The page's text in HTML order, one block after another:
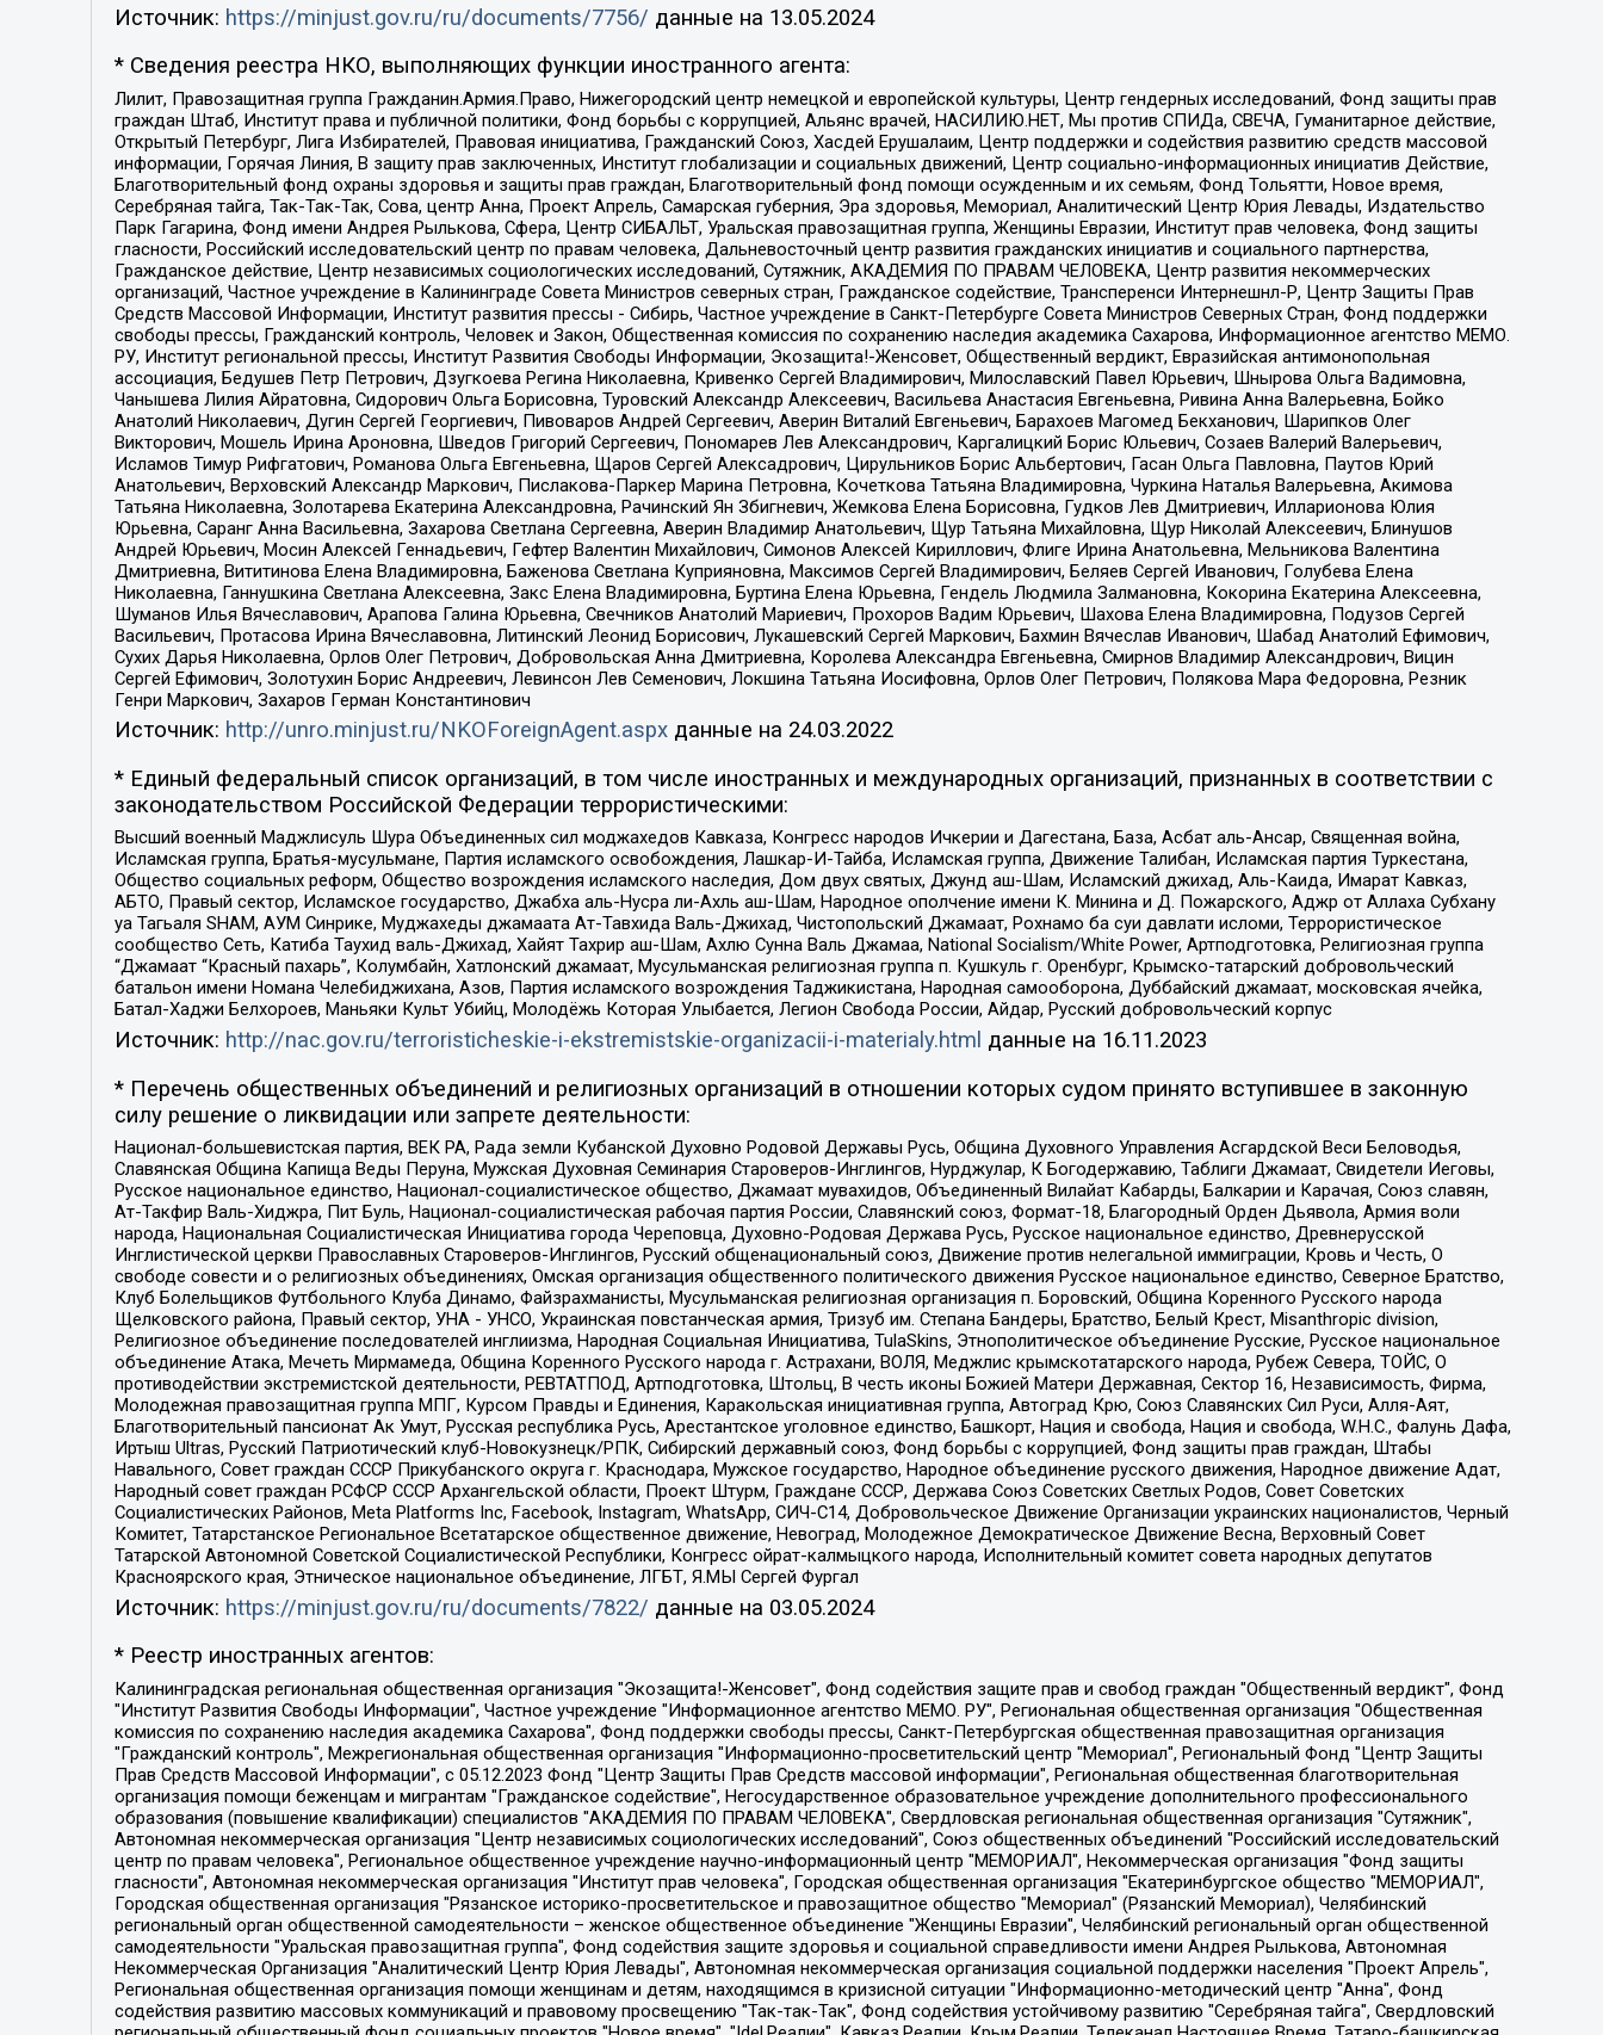
Источник: https://minjust.gov.ru/ru/documents/7756/ данные на 13.05.2024
* Сведения реестра НКО, выполняющих функции иностранного агента:
Лилит, Правозащитная группа Гражданин.Армия.Право, Нижегородский центр немецкой и европейской культуры, Центр гендерных исследований, Фонд защиты прав
граждан Штаб, Институт права и публичной политики, Фонд борьбы с коррупцией, Альянс врачей, НАСИЛИЮ.НЕТ, Мы против СПИДа, СВЕЧА, Гуманитарное действие,
Открытый Петербург, Лига Избирателей, Правовая инициатива, Гражданский Союз, Хасдей Ерушалаим, Центр поддержки и содействия развитию средств массовой
информации, Горячая Линия, В защиту прав заключенных, Институт глобализации и социальных движений, Центр социально-информационных инициатив Действие,
Благотворительный фонд охраны здоровья и защиты прав граждан, Благотворительный фонд помощи осужденным и их семьям, Фонд Тольятти, Новое время,
Серебряная тайга, Так-Так-Так, Сова, центр Анна, Проект Апрель, Самарская губерния, Эра здоровья, Мемориал, Аналитический Центр Юрия Левады, Издательство
Парк Гагарина, Фонд имени Андрея Рылькова, Сфера, Центр СИБАЛЬТ, Уральская правозащитная группа, Женщины Евразии, Институт прав человека, Фонд защиты
гласности, Российский исследовательский центр по правам человека, Дальневосточный центр развития гражданских инициатив и социального партнерства,
Гражданское действие, Центр независимых социологических исследований, Сутяжник, АКАДЕМИЯ ПО ПРАВАМ ЧЕЛОВЕКА, Центр развития некоммерческих
организаций, Частное учреждение в Калининграде Совета Министров северных стран, Гражданское содействие, Трансперенси Интернешнл-Р, Центр Защиты Прав
Средств Массовой Информации, Институт развития прессы - Сибирь, Частное учреждение в Санкт-Петербурге Совета Министров Северных Стран, Фонд поддержки
свободы прессы, Гражданский контроль, Человек и Закон, Общественная комиссия по сохранению наследия академика Сахарова, Информационное агентство МЕМО.
РУ, Институт региональной прессы, Институт Развития Свободы Информации, Экозащита!-Женсовет, Общественный вердикт, Евразийская антимонопольная
ассоциация, Бедушев Петр Петрович, Дзугкоева Регина Николаевна, Кривенко Сергей Владимирович, Милославский Павел Юрьевич, Шнырова Ольга Вадимовна,
Чанышева Лилия Айратовна, Сидорович Ольга Борисовна, Туровский Александр Алексеевич, Васильева Анастасия Евгеньевна, Ривина Анна Валерьевна, Бойко
Анатолий Николаевич, Дугин Сергей Георгиевич, Пивоваров Андрей Сергеевич, Аверин Виталий Евгеньевич, Барахоев Магомед Бекханович, Шарипков Олег
Викторович, Мошель Ирина Ароновна, Шведов Григорий Сергеевич, Пономарев Лев Александрович, Каргалицкий Борис Юльевич, Созаев Валерий Валерьевич,
Исламов Тимур Рифгатович, Романова Ольга Евгеньевна, Щаров Сергей Алексадрович, Цирульников Борис Альбертович, Гасан Ольга Павловна, Паутов Юрий
Анатольевич, Верховский Александр Маркович, Пислакова-Паркер Марина Петровна, Кочеткова Татьяна Владимировна, Чуркина Наталья Валерьевна, Акимова
Татьяна Николаевна, Золотарева Екатерина Александровна, Рачинский Ян Збигневич, Жемкова Елена Борисовна, Гудков Лев Дмитриевич, Илларионова Юлия
Юрьевна, Саранг Анна Васильевна, Захарова Светлана Сергеевна, Аверин Владимир Анатольевич, Щур Татьяна Михайловна, Щур Николай Алексеевич, Блинушов
Андрей Юрьевич, Мосин Алексей Геннадьевич, Гефтер Валентин Михайлович, Симонов Алексей Кириллович, Флиге Ирина Анатольевна, Мельникова Валентина
Дмитриевна, Вититинова Елена Владимировна, Баженова Светлана Куприяновна, Максимов Сергей Владимирович, Беляев Сергей Иванович, Голубева Елена
Николаевна, Ганнушкина Светлана Алексеевна, Закс Елена Владимировна, Буртина Елена Юрьевна, Гендель Людмила Залмановна, Кокорина Екатерина Алексеевна,
Шуманов Илья Вячеславович, Арапова Галина Юрьевна, Свечников Анатолий Мариевич, Прохоров Вадим Юрьевич, Шахова Елена Владимировна, Подузов Сергей
Васильевич, Протасова Ирина Вячеславовна, Литинский Леонид Борисович, Лукашевский Сергей Маркович, Бахмин Вячеслав Иванович, Шабад Анатолий Ефимович,
Сухих Дарья Николаевна, Орлов Олег Петрович, Добровольская Анна Дмитриевна, Королева Александра Евгеньевна, Смирнов Владимир Александрович, Вицин
Сергей Ефимович, Золотухин Борис Андреевич, Левинсон Лев Семенович, Локшина Татьяна Иосифовна, Орлов Олег Петрович, Полякова Мара Федоровна, Резник
Генри Маркович, Захаров Герман Константинович
Источник: http://unro.minjust.ru/NKOForeignAgent.aspxданные на 24.03.2022
* Единый федеральный список организаций, в том числе иностранных и международных организаций, признанных в соответствии с
законодательством Российской Федерации террористическими:
Высший военный Маджлисуль Шура Объединенных сил моджахедов Кавказа, Конгресс народов Ичкерии и Дагестана, База, Асбат аль-Ансар, Священная война,
Исламская группа, Братья-мусульмане, Партия исламского освобождения, Лашкар-И-Тайба, Исламская группа, Движение Талибан, Исламская партия Туркестана,
Общество социальных реформ, Общество возрождения исламского наследия, Дом двух святых, Джунд аш-Шам, Исламский джихад, Аль-Каида, Имарат Кавказ,
АБТО, Правый сектор, Исламское государство, Джабха аль-Нусра ли-Ахль аш-Шам, Народное ополчение имени К. Минина и Д. Пожарского, Аджр от Аллаха Субхану
уа Тагьаля SHAM, АУМ Синрике, Муджахеды джамаата Ат-Тавхида Валь-Джихад, Чистопольский Джамаат, Рохнамо ба суи давлати исломи, Террористическое
сообщество Сеть, Катиба Таухид валь-Джихад, Хайят Тахрир аш-Шам, Ахлю Сунна Валь Джамаа, National Socialism/White Power, Артподготовка, Религиозная группа
“Джамаат “Красный пахарь”, Колумбайн, Хатлонский джамаат, Мусульманская религиозная группа п. Кушкуль г. Оренбург, Крымско-татарский добровольческий
батальон имени Номана Челебиджихана, Азов, Партия исламского возрождения Таджикистана, Народная самооборона, Дуббайский джамаат, московская ячейка,
Батал-Хаджи Белхороев, Маньяки Культ Убийц, Молодёжь Которая Улыбается, Легион Свобода России, Айдар, Русский добровольческий корпус
Источник: http://nac.gov.ru/terroristicheskie-i-ekstremistskie-organizacii-i-materialy.html данные на 16.11.2023
* Перечень общественных объединений и религиозных организаций в отношении которых судом принято вступившее в законную
силу решение о ликвидации или запрете деятельности:
Национал-большевистская партия, ВЕК РА, Рада земли Кубанской Духовно Родовой Державы Русь, Община Духовного Управления Асгардской Веси Беловодья,
Славянская Община Капища Веды Перуна, Мужская Духовная Семинария Староверов-Инглингов, Нурджулар, К Богодержавию, Таблиги Джамаат, Свидетели Иеговы,
Русское национальное единство, Национал-социалистическое общество, Джамаат мувахидов, Объединенный Вилайат Кабарды, Балкарии и Карачая, Союз славян,
Ат-Такфир Валь-Хиджра, Пит Буль, Национал-социалистическая рабочая партия России, Славянский союз, Формат-18, Благородный Орден Дьявола, Армия воли
народа, Национальная Социалистическая Инициатива города Череповца, Духовно-Родовая Держава Русь, Русское национальное единство, Древнерусской
Инглистической церкви Православных Староверов-Инглингов, Русский общенациональный союз, Движение против нелегальной иммиграции, Кровь и Честь, О
свободе совести и о религиозных объединениях, Омская организация общественного политического движения Русское национальное единство, Северное Братство,
Клуб Болельщиков Футбольного Клуба Динамо, Файзрахманисты, Мусульманская религиозная организация п. Боровский, Община Коренного Русского народа
Щелковского района, Правый сектор, УНА - УНСО, Украинская повстанческая армия, Тризуб им. Степана Бандеры, Братство, Белый Крест, Misanthropic division,
Религиозное объединение последователей инглиизма, Народная Социальная Инициатива, TulaSkins, Этнополитическое объединение Русские, Русское национальное
объединение Атака, Мечеть Мирмамеда, Община Коренного Русского народа г. Астрахани, ВОЛЯ, Меджлис крымскотатарского народа, Рубеж Севера, ТОЙС, О
противодействии экстремистской деятельности, РЕВТАТПОД, Артподготовка, Штольц, В честь иконы Божией Матери Державная, Сектор 16, Независимость, Фирма,
Молодежная правозащитная группа МПГ, Курсом Правды и Единения, Каракольская инициативная группа, Автоград Крю, Союз Славянских Сил Руси, Алля-Аят,
Благотворительный пансионат Ак Умут, Русская республика Русь, Арестантское уголовное единство, Башкорт, Нация и свобода, Нация и свобода, W.H.С., Фалунь Дафа,
Иртыш Ultras, Русский Патриотический клуб-Новокузнецк/РПК, Сибирский державный союз, Фонд борьбы с коррупцией, Фонд защиты прав граждан, Штабы
Навального, Совет граждан СССР Прикубанского округа г. Краснодара, Мужское государство, Народное объединение русского движения, Народное движение Адат,
Народный совет граждан РСФСР СССР Архангельской области, Проект Штурм, Граждане СССР, Держава Союз Советских Светлых Родов, Совет Советских
Социалистических Районов, Meta Platforms Inc, Facebook, Instagram, WhatsApp, СИЧ-С14, Добровольческое Движение Организации украинских националистов, Черный
Комитет, Татарстанское Региональное Всетатарское общественное движение, Невоград, Молодежное Демократическое Движение Весна, Верховный Совет
Татарской Автономной Советской Социалистической Республики, Конгресс ойрат-калмыцкого народа, Исполнительный комитет совета народных депутатов
Красноярского края, Этническое национальное объединение, ЛГБТ, Я.МЫ Сергей Фургал
Источник: https://minjust.gov.ru/ru/documents/7822/ данные на 03.05.2024
* Реестр иностранных агентов:
Калининградская региональная общественная организация "Экозащита!-Женсовет", Фонд содействия защите прав и свобод граждан "Общественный вердикт", Фонд "Институт Развития Свободы Информации", Частное учреждение "Информационное агентство МЕМО. РУ", Региональная общественная организация "Общественная комиссия по сохранению наследия академика Сахарова", Фонд поддержки свободы прессы, Санкт-Петербургская общественная правозащитная организация "Гражданский контроль", Межрегиональная общественная организация "Информационно-просветительский центр "Мемориал", Региональный Фонд "Центр Защиты Прав Средств Массовой Информации", с 05.12.2023 Фонд "Центр Защиты Прав Средств массовой информации", Региональная общественная благотворительная организация помощи беженцам и мигрантам "Гражданское содействие", Негосударственное образовательное учреждение дополнительного профессионального образования (повышение квалификации) специалистов "АКАДЕМИЯ ПО ПРАВАМ ЧЕЛОВЕКА", Свердловская региональная общественная организация "Сутяжник", Автономная некоммерческая организация "Центр независимых социологических исследований", Союз общественных объединений "Российский исследовательский центр по правам человека", Региональное общественное учреждение научно-информационный центр "МЕМОРИАЛ", Некоммерческая организация "Фонд защиты гласности", Автономная некоммерческая организация "Институт прав человека", Городская общественная организация "Екатеринбургское общество "МЕМОРИАЛ", Городская общественная организация "Рязанское историко-просветительское и правозащитное общество "Мемориал" (Рязанский Мемориал), Челябинский региональный орган общественной самодеятельности – женское общественное объединение "Женщины Евразии", Челябинский региональный орган общественной самодеятельности "Уральская правозащитная группа", Фонд содействия защите здоровья и социальной справедливости имени Андрея Рылькова, Автономная Некоммерческая Организация "Аналитический Центр Юрия Левады", Автономная некоммерческая организация социальной поддержки населения "Проект Апрель", Региональная общественная организация помощи женщинам и детям, находящимся в кризисной ситуации "Информационно-методический центр "Анна", Фонд содействия развитию массовых коммуникаций и правовому просвещению "Так-так-Так", Фонд содействия устойчивому развитию "Серебряная тайга", Свердловский региональный общественный фонд социальных проектов "Новое время", "Idel.Реалии", Кавказ.Реалии, Крым.Реалии, Телеканал Настоящее Время, Татаро-башкирская служба Радио Свобода (Azatliq Radiosi), Радио Свободная Европа/Радио Свобода (PCE/PC), "Сибирь.Реалии", "Фактограф", Благотворительный фонд помощи осужденным и их семьям, Автономная некоммерческая организация "Институт глобализации и социальных движений", Фонд "В защиту прав заключенных", Частное учреждение "Центр поддержки и содействия развитию средств массовой информации", Пензенский региональный общественный благотворительный фонд "Гражданский союз", "Север.Реалии", Некоммерческая организация Фонд "Правовая инициатива", Общество с ограниченной ответственностью "Радио Свободная Европа/Радио Свобода", Чешское информационное агентство "MEDIUM-ORIENT", Красноярская региональная общественная организация "Мы против СПИДа", Камалягин Денис Николаевич, Маркелов Сергей Евгеньевич, Пономарев Лев Александрович, Савицкая Людмила Алексеевна, Автономная некоммерческая организация "Центр по работе с проблемой насилия "НАСИЛИЮ.НЕТ", Межрегиональный профессиональный союз работников здравоохранения "Альянс врачей", Юридическое лицо, зарегистрированное в Латвийской Республике, SIA "Medusa Project" (регистрационный номер 40103797863, дата регистрации 10.06.2014), Некоммерческая организация "Фонд по борьбе с коррупцией", Автономная некоммерческая организация "Институт права и публичной политики", Баданин Роман Сергеевич, Гликин Максим Александрович, Железнова Мария Михайловна, Лукьянова Юлия Сергеевна, Маетная Елизавета Витальевна, Маняхин Петр Борисович, Чуракова Ольга Владимировна, Ярош Юлия Петровна, Юридическое лицо "The Insider SIA", зарегистрированное в Риге, Латвийская Республика (дата регистрации 26.06.2015), являющееся администратором доменного имени интернет-издания "The Insider SIA", https://theins.ru, Постернак Алексей Евгеньевич, Рубин Михаил Аркадьевич, Анин Роман Александрович, Юридическое лицо Istories fonds, зарегистрированное в Латвийской Республике (регистрационный номер 50008295751, дата регистрации 24.02.2020), Великовский Дмитрий Александрович, Долинина Ирина Николаевна, Мароховская Алеся Алексеевна, Шлейнов Роман Юрьевич, Шмагун Олеся Валентиновна, Общество с ограниченной ответственностью "Альтаир 2021", Общество с ограниченной ответственностью "Вега 2021", Общество с ограниченной ответственностью "Главный редактор 2021", Общество с ограниченной ответственностью "Ромашки монолит", Важенков Артем Валерьевич, Ивановская областная общественная организация "Центр гендерных исследований", Гурман Юрий Альбертович, Медиапроект "ОВД-Инфо", Егоров Владимир Владимирович, Жилинский Владимир Александрович, Общество с ограниченной ответственностью "ЗП", Иванова София Юрьевна, Карезина Инна Павловна, Кильтау Екатерина Викторовна, Петров Алексей Викторович, Пискунов Сергей Евгеньевич, Смирнов Сергей Сергеевич, Тихонов Михаил Сергеевич, Общество с ограниченной ответственностью "ЖУРНАЛИСТ-ИНОСТРАННЫЙ АГЕНТ", Арапова Галина Юрьевна, Вольтская Татьяна Анатольевна, Американская компания "Mason G.E.S. Anonymous Foundation" (США), являющаяся владельцем интернет-издания https://mnews.world/, Компания "Stichting Bellingcat", зарегистрированная в Нидерландах (дата регистрации 11.07.2018), Захаров Андрей Вячеславович, Клепиковская Екатерина Дмитриевна, Общество с ограниченной ответственностью "МЕМО", Перл Роман Александрович, Симонов Евгений Алексеевич, Соловьева Елена Анатольевна, Сотников Даниил Владимирович, Сурначева Елизавета Дмитриевна, Автономная некоммерческая организация по защите прав человека и информированию населения "Якутия – Наше Мнение", Общество с ограниченной ответственностью "Москоу диджитал медиа", с 26.01.2023 Общество с ограниченной ответственностью "Чайка Белые сады", Ветошкина Валерия Валерьевна, Заговора Максим Александрович, Межрегиональное общественное движение "Российская ЛГБТ - сеть", Оленичев Максим Владимирович, Павлов Иван Юрьевич, Скворцова Елена Сергеевна, Общество с ограниченной ответственностью "Как бы инагент", Кочетков Игорь Викторович, Общество с ограниченной ответственностью "Честные выборы", Еланчик Олег Александрович, Общество с ограниченной ответственностью "Нобелевский призыв", Гималова Регина Эмилевна, Григорьев Андрей Валерьевич, Григорьева Алина Александровна, Ассоциация по содействию защите прав призывников, альтернативнослужащих и военнослужащих "Правозащитная группа "Гражданин.Армия.Право", Хисамова Регина Фаритовна, Автономная некоммерческая организация по реализации социально-правовых программ "Лилит", Дальневосточное общественное движение "Маяк", Санкт-Петербургская ЛГБТ-инициативная группа "Выход", Инициативная группа ЛГБТ+ "Реверс", Алексеев Андрей Викторович, Бекбулатова Таисия Львовна, Беляев Иван Михайлович, Владыкина Елена Сергеевна, Гельман Марат Александрович, Никульшина Вероника Юрьевна, Толоконникова Надежда Андреевна, Шендерович Виктор Анатольевич, Общество с ограниченной ответственностью "Данное сообщение", Общество с ограниченной ответственностью Издательский дом "Новая глава", Айнбиндер Александра Александровна, Московский комьюнити-центр для ЛГБТ+инициатив, Благотворительный фонд развития филантропии, Deutsche Welle (Германия, Kurt-Schumacher-Strasse 3, 53113 Bonn), Борзунова Мария Михайловна, Воробьев Виктор Викторович, Голубева Анна Львовна, Константинова Алла Михайловна, Малкова Ирина Владимировна, Мурадов Мурад Абдулгалимович, Осетинская Елизавета Николаевна, Понасенков Евгений Николаевич, Ганапольский Матвей Юрьевич, Киселев Евгений Алексеевич, Борухович Ирина Григорьевна, Дремин Иван Тимофеевич, Дубровский Дмитрий Викторович, Красноярская региональная общественная организация поддержки и развития альтернативных образовательных технологий и межкультурных коммуникаций "ИНТЕРРА", Маяковская Екатерина Алексеевна, Фейгин Марк Захарович, Филимонов Андрей Викторович, Дзугкоева Регина Николаевна, Доброхотов Роман Александрович, Дудь Юрий Александрович, Елкин Сергей Владимирович, Кругликов Кирилл Игоревич, Сабунаева Мария Леонидовна, Семенов Алексей Владимирович, Шаинян Карен Багратович, Шульман Екатерина Михайловна, Асафьев Артур Валерьевич, Вахштайн Виктор Семенович, Венедиктов Алексей Алексеевич, Лушникова Екатерина Евгеньевна, Волков Леонид Михайлович, Невзоров Александр Глебович, Пархоменко Сергей Борисович, Сироткин Ярослав Николаевич, Кара-Мурза Владимир Владимирович, Баранова Наталья Владимировна, Гозман Леонид Яковлевич, Кагарлицкий Борис Юльевич, Климарев Михаил Валерьевич, Милов Владимир Станиславович, Автономная некоммерческая организация Краснодарский центр современного искусства "Типография", Моргенштерн Алишер Тагирович, Соболь Любовь Эдуардовна, Общество с ограниченной ответственностью "ЛИЗА НОРМ", Каспаров Гарри Кимович, Ходорковский Михаил Борисович, Общество с ограниченной ответственностью "Апрельские тезисы", Данилович Ирина Брониславовна, Кашин Олег Владимирович, Петров Николай Владимирович, Пивоваров Алексей Владимирович, Соколов Михаил Владимирович, Цветкова Юлия Владимировна, Чичваркин Евгений Александрович, Комитет против пыток/Команда против пыток, Общество с ограниченной ответственностью "Первый научный", Общество с ограниченной ответственностью "Вертолет и ко", Белоцерковская Вероника Борисовна, Кац Максим Евгеньевич, Лазарева Татьяна Юрьевна, Шаведдинов Руслан Табризович, Яшин Илья Валерьевич, Общество с ограниченной ответственностью "Иноагент ААВ", Алешковский Дмитрий Петрович, Альбац Евгения Марковна, Быков Дмитрий Львович, Галямина Юлия Евгеньевна, Лойко Сергей Леонидович, Мартынов Кирилл Константинович, Медведев Сергей Александрович, Крашенинников Федор Геннадиевич, Гордеева Катерина Вл